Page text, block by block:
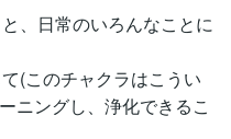
、日常のいろんなことに
(このチャクラはこうい
ニングし、浄化できるこ